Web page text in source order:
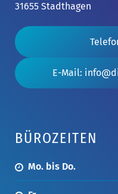
31655 Stadthagen
E-Mail:
BÜROZEITEN
Mo. bis Do.